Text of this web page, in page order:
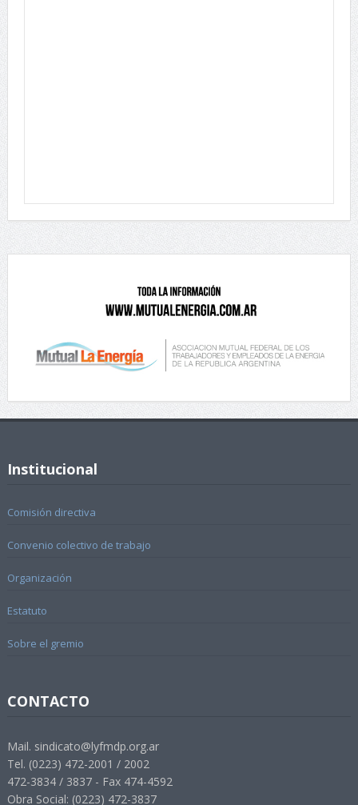
Institucional
Comisión directiva
Convenio colectivo de trabajo
Organización
Estatuto
Sobre el gremio
CONTACTO
Mail. sindicato@lyfmdp.org.ar
Tel. (0223) 472-2001 / 2002
472-3834 / 3837 - Fax 474-4592
Obra Social: (0223) 472-3837